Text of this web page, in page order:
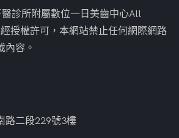
診所附屬數位一日美齒中心All
授權許可，本網站禁止任何網際網路
內容。
路二段229號3樓